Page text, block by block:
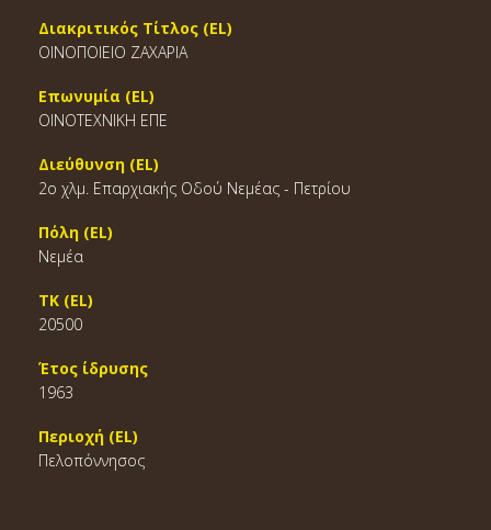
Διακριτικός Τίτλος (EL)
ΟΙΝΟΠΟΙΕΙΟ ΖΑΧΑΡΙΑ
Επωνυμία (EL)
ΟΙΝΟΤΕΧΝΙΚΗ ΕΠΕ
Διεύθυνση (EL)
2ο χλμ. Επαρχιακής Οδού Νεμέας - Πετρίου
Πόλη (EL)
Νεμέα
ΤΚ (EL)
20500
Έτος ίδρυσης
1963
Περιοχή (EL)
Πελοπόννησος